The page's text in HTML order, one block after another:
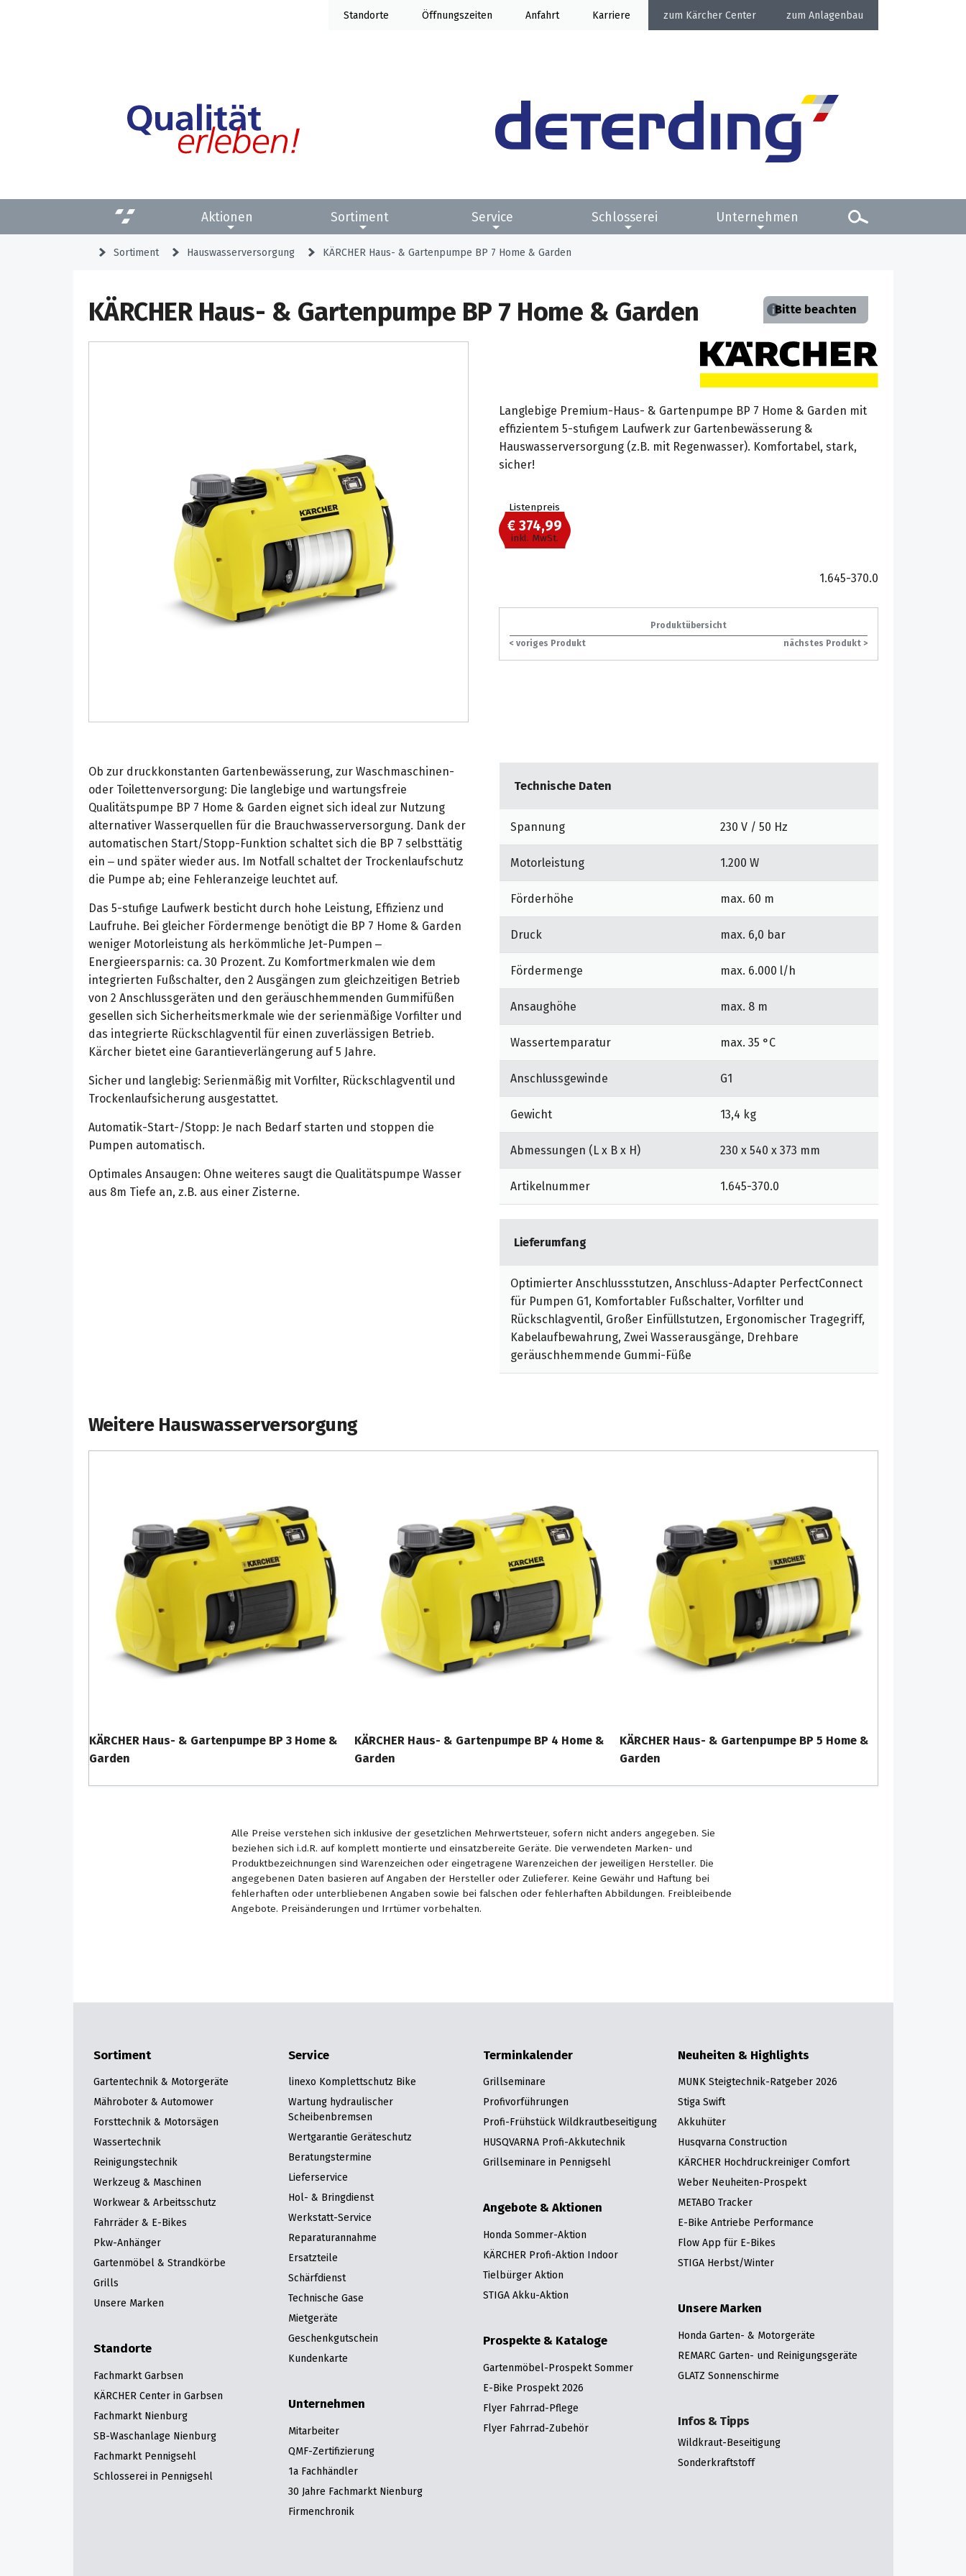
Standorte Öffnung Anfahrt Karriere Kärcher Center Anlagenbau
Aktionen Sortiment Service Schlosserei Unternehmen
Sortiment Hauswasserversorgung KÄRCHER Haus- & Gartenpumpe BP 7 Home & Garden
Bitte beachten
KÄRCHER Haus- & Gartenpumpe BP 7 Home & Garden
Langlebige Premium-Haus- & Gartenpumpe BP 7 Home & Garden mit
effizientem 5-stufigem Laufwerk zur Gartenbewässerung &
Hauswasserversorgung (z.B. mit Regenwasser). Komfortabel, stark,
sicher!
Listenpreis
€ 374,99
inkl. MwSt.
1.645-370.0
Produktübersicht
< voriges Produkt
nächstes Produkt >
Ob zur druckkonstanten Gartenbewässerung, zur Waschmaschinen-
oder Toilettenversorgung: Die langlebige und wartungsfreie
Qualitätspumpe BP 7 Home & Garden eignet sich ideal zur Nutzung
alternativer Wasserquellen für die Brauchwasserversorgung. Dank der
automatischen Start/Stopp-Funktion schaltet sich die BP 7 selbsttätig
ein – und später wieder aus. Im Notfall schaltet der Trockenlaufschutz
die Pumpe ab; eine Fehleranzeige leuchtet auf.
Das 5-stufige Laufwerk besticht durch hohe Leistung, Effizienz und
Laufruhe. Bei gleicher Fördermenge benötigt die BP 7 Home & Garden
weniger Motorleistung als herkömmliche Jet-Pumpen –
Energieersparnis: ca. 30 Prozent. Zu Komfortmerkmalen wie dem
integrierten Fußschalter, den 2 Ausgängen zum gleichzeitigen Betrieb
von 2 Anschlussgeräten und den geräuschhemmenden Gummifüßen
gesellen sich Sicherheitsmerkmale wie der serienmäßige Vorfilter und
das integrierte Rückschlagventil für einen zuverlässigen Betrieb.
Kärcher bietet eine Garantieverlängerung auf 5 Jahre.
Sicher und langlebig: Serienmäßig mit Vorfilter, Rückschlagventil und
Trockenlaufsicherung ausgestattet.
Automatik-Start-/Stopp: Je nach Bedarf starten und stoppen die
Pumpen automatisch.
Optimales Ansaugen: Ohne weiteres saugt die Qualitätspumpe Wasser
aus 8m Tiefe an, z.B. aus einer Zisterne.
Technische Daten
Spannung 230 V / 50 Hz
Motorleistung 1.200 W
Förderhöhe max. 60 m
Druck max. 6,0 bar
Fördermenge max. 6.000 l/h
Ansaughöhe max. 8 m
Wassertemparatur max. 35 °C
Anschlussgewinde G1
Gewicht 13,4 kg
Abmessungen (L x B x H) 230 x 540 x 373 mm
Artikelnummer 1.645-370.0
Lieferumfang
Optimierter Anschlussstutzen, Anschluss-Adapter PerfectConnect
für Pumpen G1, Komfortabler Fußschalter, Vorfilter und
Rückschlagventil, Großer Einfüllstutzen, Ergonomischer Tragegriff,
Kabelaufbewahrung, Zwei Wasserausgänge, Drehbare
geräuschhemmende Gummi-Füße
Weitere Hauswasserversorgung
KÄRCHER Haus- & Gartenpumpe BP 3 Home &
Garden
KÄRCHER Haus- & Gartenpumpe BP 4 Home &
Garden
KÄRCHER Haus- & Gartenpumpe BP 5 Home &
Garden
Alle Preise verstehen sich inklusive der gesetzlichen Mehrwertsteuer, sofern nicht anders angegeben. Sie
beziehen sich i.d.R. auf komplett montierte und einsatzbereite Geräte. Die verwendeten Marken- und
Produktbezeichnungen sind Warenzeichen oder eingetragene Warenzeichen der jeweiligen Hersteller. Die
angegebenen Daten basieren auf Angaben der Hersteller oder Zulieferer. Keine Gewähr und Haftung bei
fehlerhaften oder unterbliebenen Angaben sowie bei falschen oder fehlerhaften Abbildungen. Freibleibende
Angebote. Preisänderungen und Irrtümer vorbehalten.
Sortiment
Gartentechnik & Motorgeräte
Mähroboter & Automower
Forsttechnik & Motorsägen
Wassertechnik
Reinigungstechnik
Werkzeug & Maschinen
Workwear & Arbeitsschutz
Fahrräder & E-Bikes
Pkw-Anhänger
Gartenmöbel & Strandkörbe
Grills
Unsere Marken
Standorte
Fachmarkt Garbsen
KÄRCHER Center in Garbsen
Fachmarkt Nienburg
SB-Waschanlage Nienburg
Fachmarkt Pennigsehl
Schlosserei in Pennigsehl
Service
linexo Komplettschutz Bike
Wartung hydraulischer
Scheibenbremsen
Wertgarantie Geräteschutz
Beratungstermine
Lieferservice
Hol- & Bringdienst
Werkstatt-Service
Reparaturannahme
Ersatzteile
Schärfdienst
Technische Gase
Mietgeräte
Geschenkgutschein
Kundenkarte
Unternehmen
Mitarbeiter
QMF-Zertifizierung
1a Fachhändler
30 Jahre Fachmarkt Nienburg
Firmenchronik
Terminkalender
Grillseminare
Profivorführungen
Profi-Frühstück Wildkrautbeseitigung
HUSQVARNA Profi-Akkutechnik
Grillseminare in Pennigsehl
Angebote & Aktionen
Honda Sommer-Aktion
KÄRCHER Profi-Aktion Indoor
Tielbürger Aktion
STIGA Akku-Aktion
Prospekte & Kataloge
Gartenmöbel-Prospekt Sommer
E-Bike Prospekt 2026
Flyer Fahrrad-Pflege
Flyer Fahrrad-Zubehör
Neuheiten & Highlights
MUNK Steigtechnik-Ratgeber 2026
Stiga Swift
Akkuhüter
Husqvarna Construction
KÄRCHER Hochdruckreiniger Comfort
Weber Neuheiten-Prospekt
METABO Tracker
E-Bike Antriebe Performance
Flow App für E-Bikes
STIGA Herbst/Winter
Unsere Marken
Honda Garten- & Motorgeräte
REMARC Garten- und Reinigungsgeräte
GLATZ Sonnenschirme
Infos & Tipps
Wildkraut-Beseitigung
Sonderkraftstoff